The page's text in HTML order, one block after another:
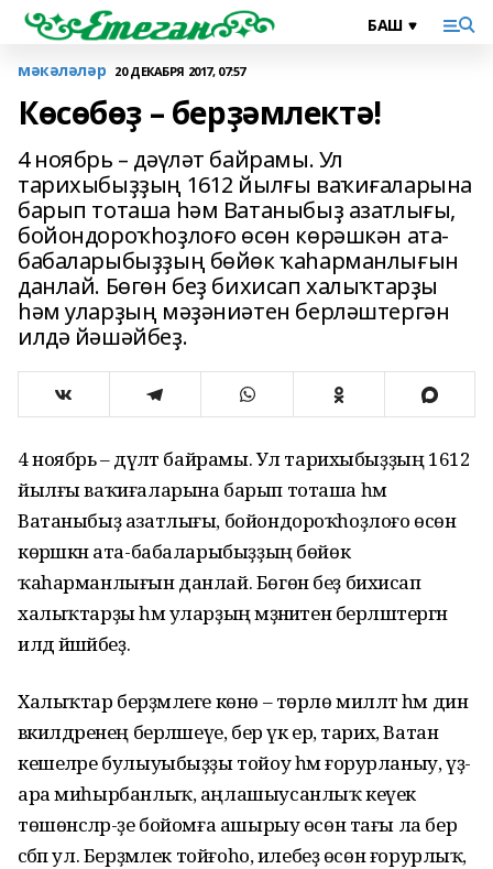
мәкәләләр 20 ДЕКАБРЯ 2017, 07:57
Көсөбөҙ – берҙәмлектә!
4 ноябрь – дәүләт байрамы. Ул
тарихыбыҙҙың 1612 йылғы ваҡиғаларына
барып тоташа һәм Ватаныбыҙ азатлығы,
бойондороҡһоҙлоғо өсөн көрәшкән ата-
бабаларыбыҙҙың бөйөк ҡаһарманлығын
данлай. Бөгөн беҙ бихисап халыҡтарҙы
һәм уларҙың мәҙәниәтен берләштергән
илдә йәшәйбеҙ.
4 ноябрь – дәүләт байрамы. Ул тарихыбыҙҙың 1612
йылғы ваҡиғаларына барып тоташа һәм
Ватаныбыҙ азатлығы, бойондороҡһоҙлоғо өсөн
көрәшкән ата-бабаларыбыҙҙың бөйөк
ҡаһарманлығын данлай. Бөгөн беҙ бихисап
халыҡтарҙы һәм уларҙың мәҙәниәтен берләштергән
илдә йәшәйбеҙ.
Халыҡтар берҙәмлеге көнө – төрлө милләт һәм дин
вәкилдәренең берләшеүе, бер үк ер, тарих, Ватан
кешеләре булыуыбыҙҙы тойоу һәм ғорурланыу, үҙ-
ара миһырбанлыҡ, аңлашыусанлыҡ кеүек
төшөнсәләр-ҙе бойомға ашырыу өсөн тағы ла бер
сәбәп ул. Берҙәмлек тойғоһо, илебеҙ өсөн ғорурлыҡ,